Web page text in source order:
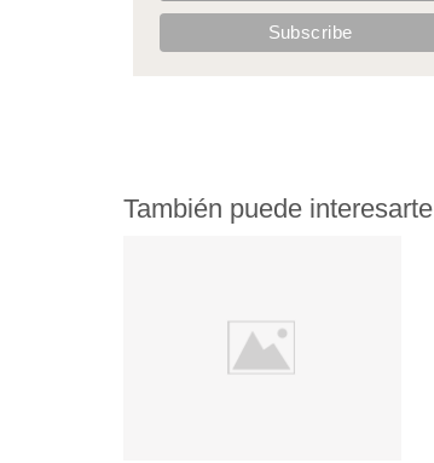
También puede interesarte